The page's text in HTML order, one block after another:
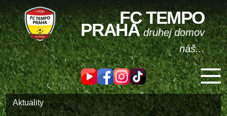
FC TEMPO
PRAHAdruhej domov
náš...
Aktuality